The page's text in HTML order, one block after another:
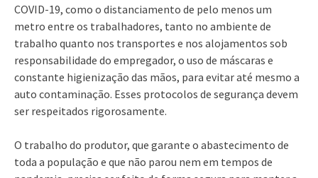
COVID-19, como o distanciamento de pelo menos um
metro entre os trabalhadores, tanto no ambiente de
trabalho quanto nos transportes e nos alojamentos sob
responsabilidade do empregador, o uso de máscaras e
constante higienização das mãos, para evitar até mesmo a
auto contaminação. Esses protocolos de segurança devem
ser respeitados rigorosamente.
O trabalho do produtor, que garante o abastecimento de
toda a população e que não parou nem em tempos de